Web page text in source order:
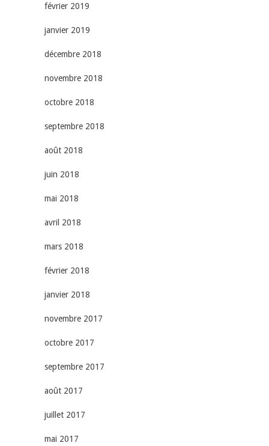
février 2019
janvier 2019
décembre 2018
novembre 2018
octobre 2018
septembre 2018
août 2018
juin 2018
mai 2018
avril 2018
mars 2018
février 2018
janvier 2018
novembre 2017
octobre 2017
septembre 2017
août 2017
juillet 2017
mai 2017